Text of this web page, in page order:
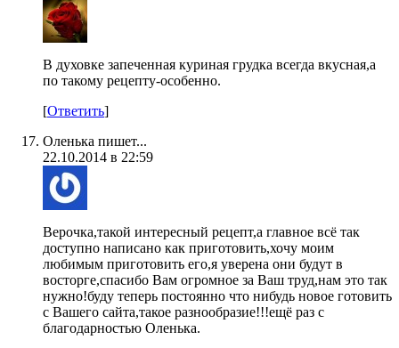
В духовке запеченная куриная грудка всегда вкусная,а
по такому рецепту-особенно.
[Ответить]
Оленька пишет...
22.10.2014 в 22:59
Верочка,такой интересный рецепт,а главное всё так
доступно написано как приготовить,хочу моим
любимым приготовить его,я уверена они будут в
восторге,спасибо Вам огромное за Ваш труд,нам это так
нужно!буду теперь постоянно что нибудь новое готовить
с Вашего сайта,такое разнообразие!!!ещё раз с
благодарностью Оленька.